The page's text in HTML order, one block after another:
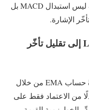
. والهدف ليس استبدال MACD بل
الإشارة.
كيف يهدف Leading MACD MT4 إلى تقليل تأخّر
يُعدِّل متغيّر Leading MACD MT4 عادةً حساب EMA من خلال
من الاعتماد فقط على